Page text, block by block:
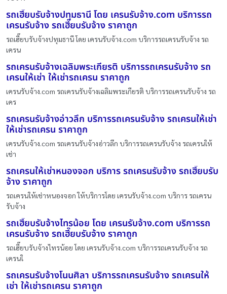
รถเฮี๊ยบรับจ้างปทุมธานี โดย เครนรับจ้าง.com บริการรถ
เครนรับจ้าง รถเฮี๊ยบรับจ้าง ราคาถูก
รถเฮี๊ยบรับจ้างปทุมธานี โดย เครนรับจ้าง.com บริการรถเครนรับจ้าง รถ
เครน
รถเครนรับจ้างเฉลิมพระเกียรติ บริการรถเครนรับจ้าง รถ
เครนให้เช่า ให้เช่ารถเครน ราคาถูก
เครนรับจ้าง.com รถเครนรับจ้างเฉลิมพระเกียรติ บริการรถเครนรับจ้าง รถ
เคร
รถเครนรับจ้างอ่าวลึก บริการรถเครนรับจ้าง รถเครนให้เช่า
ให้เช่ารถเครน ราคาถูก
เครนรับจ้าง.com รถเครนรับจ้างอ่าวลึก บริการรถเครนรับจ้าง รถเครนให้
เช่า
รถเครนให้เช่าหนองจอก บริการ รถเครนรับจ้าง รถเฮี๊ยบรับ
จ้าง ราคาถูก
รถเครนให้เช่าหนองจอก ให้บริการโดย เครนรับจ้าง.com บริการ รถเครน
รับจ้าง
รถเฮี๊ยบรับจ้างไทรน้อย โดย เครนรับจ้าง.com บริการรถ
เครนรับจ้าง รถเฮี๊ยบรับจ้าง ราคาถูก
รถเฮี๊ยบรับจ้างไทรน้อย โดย เครนรับจ้าง.com บริการรถเครนรับจ้าง รถ
เครนใ
รถเครนรับจ้างโนนศิลา บริการรถเครนรับจ้าง รถเครนให้
เช่า ให้เช่ารถเครน ราคาถูก